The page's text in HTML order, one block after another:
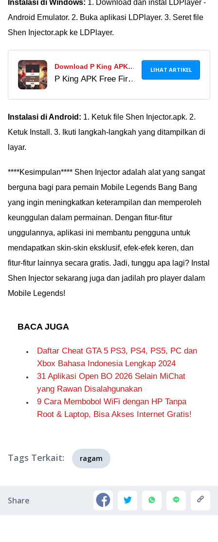
Instalasi di Windows: 1. Download dan instal LDPlayer -
Android Emulator. 2. Buka aplikasi LDPlayer. 3. Seret file
Shen Injector.apk ke LDPlayer.
Download P King APK
Versi Terbaru 2024,
P King APK Free Fire
atau hilang. Temukan
link download dan cara
LIHAT ARTIKEL
Instalasi di Android: 1. Ketuk file Shen Injector.apk. 2.
Ketuk Install. 3. Ikuti langkah-langkah yang ditampilkan di
layar.
****Kesimpulan**** Shen Injector adalah alat yang sangat
berguna bagi para pemain Mobile Legends Bang Bang
yang ingin meningkatkan keterampilan dan memperoleh
keunggulan dalam permainan. Dengan fitur-fitur
unggulannya, aplikasi ini membantu pengguna untuk
mendapatkan skin-skin eksklusif, efek-efek keren, dan
fitur-fitur lainnya secara gratis. Jadi, tunggu apa lagi? Instal
Shen Injector sekarang juga dan jadilah pro player dalam
Mobile Legends!
BACA JUGA
Daftar Cheat GTA 5 PS3, PS4, PS5, PC dan
Xbox Bahasa Indonesia Lengkap 2024
31 Aplikasi Open BO 2026 Selain MiChat
yang Rawan Disalahgunakan
9 Cara Membobol WiFi dengan HP Tanpa
Root & Laptop, Bisa Akses Internet Gratis!
Tags Terkait: ragam
Share